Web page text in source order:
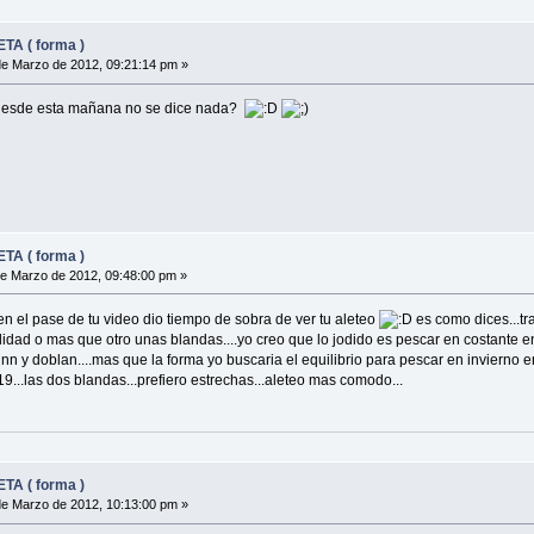
( forma )
Marzo de 2012, 09:21:14 pm »
esta mañana no se dice nada?
( forma )
Marzo de 2012, 09:48:00 pm »
el pase de tu video dio tiempo de sobra de ver tu aleteo
es como
o mas que otro unas blandas....yo creo que lo jodido es pescar en costante
y doblan....mas que la forma yo buscaria el equilibrio para pescar en invierno
dos blandas...prefiero estrechas...aleteo mas comodo...
( forma )
Marzo de 2012, 10:13:00 pm »